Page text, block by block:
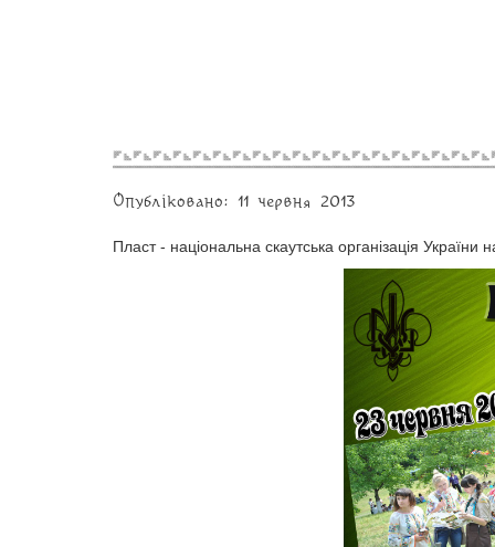
Опубліковано: 11 червня 2013
Пласт - національна скаутська організація України